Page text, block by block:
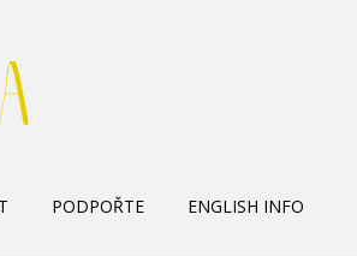
PODPOŘTE ENGLISH INFO